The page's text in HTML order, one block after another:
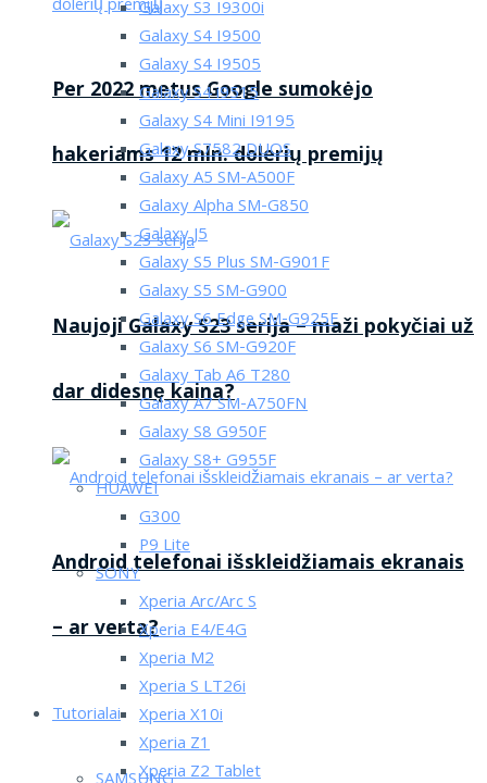
Per 2022 metus Google sumokėjo
hakeriams 12 mln. dolerių premijų
Naujoji Galaxy S23 serija – maži pokyčiai už
dar didesnę kaina?
Android telefonai išskleidžiamais ekranais
– ar verta?
Tutorialai
Galaxy S3 I9300i
Galaxy S4 I9500
Galaxy S4 I9505
Galaxy S4 i9515
Galaxy S4 Mini I9195
Galaxy S7582 DUOS
Galaxy A5 SM-A500F
Galaxy Alpha SM-G850
Galaxy J5
Galaxy S5 Plus SM-G901F
Galaxy S5 SM-G900
Galaxy S6 Edge SM-G925F
Galaxy S6 SM-G920F
Galaxy Tab A6 T280
Galaxy A7 SM-A750FN
Galaxy S8 G950F
Galaxy S8+ G955F
HUAWEI
G300
P9 Lite
SONY
Xperia Arc/Arc S
Xperia E4/E4G
Xperia M2
Xperia S LT26i
Xperia X10i
Xperia Z1
Xperia Z2 Tablet